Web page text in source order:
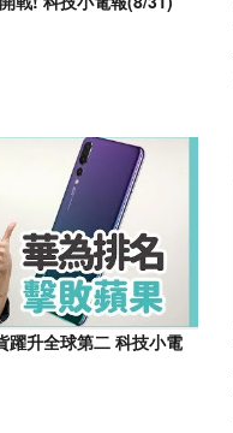
躍升全球第二 科技小電